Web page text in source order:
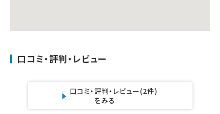
口コミ・評判・レビュー
口コミ・評判・レビュー
をみる
(2件)